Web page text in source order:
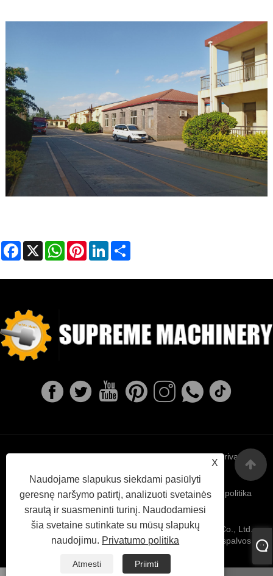
Facebook
X WhatsAppPinterestLinkedIn
X
Naudojame slapukus siekdami pasiūlyti
geresnę naršymo patirtį, analizuoti svetainės
srautą ir suasmeninti turinį. Naudodamiesi
šia svetaine sutinkate su mūsų slapukų
naudojimu. Privatumo politika
Atmesti
Priimti
Links Sitemap RSS XML Privatumo
politika
Autorinės teisės © 2022 Ningbo Supreme Machinery Co., Ltd. -
Kalios geležies liejimas, investavimo liejimas, pilkos spalvos
geležies liejimas - visos teisės saugomos.